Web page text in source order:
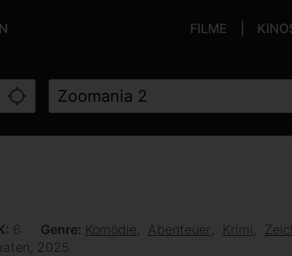
FILME
6 Genre Komödie Abenteuer Krimi
2025